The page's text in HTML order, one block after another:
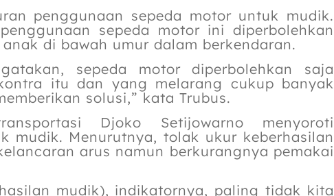
penggunaan sepeda motor untuk mudik.
sepeda motor ini diperbolehkan
di bawah umur dalam berkendaran.
sepeda motor diperbolehkan saja
itu dan yang melarang cukup banyak
solusi,” kata Trubus.
Djoko Setijowarno menyoroti
mudik. Menurutnya, tolak ukur keberhasilan
arus namun berkurangnya pemakai
mudik), indikatornya, paling tidak kita